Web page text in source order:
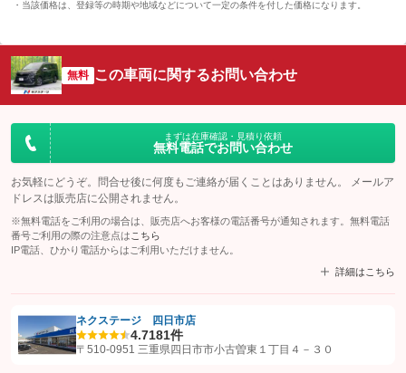
当該価格は、登録等の時期や地域などについて一定の条件を付した価格になります。
無料 この車両に関するお問い合わせ
まずは在庫確認・見積り依頼
無料電話でお問い合わせ
お気軽にどうぞ。問合せ後に何度もご連絡が届くことはありません。 メールア
ドレスは販売店に公開されません。
※無料電話をご利用の場合は、販売店へお客様の電話番号が通知されます。無料電話
番号ご利用の際の注意点は こちら
IP電話、ひかり電話からはご利用いただけません。
詳細はこちら
【STEP1】認証画面でグーネットを友だち追加してから「許可する」ボタンを押
ネクステージ 四日市店
4.7181件
〒510-0951 三重県四日市市小古曽東１丁目４－３０